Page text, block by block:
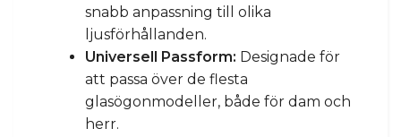
snabb anpassning till olika
ljusförhållanden.
Universell Passform: Designade för
att passa över de flesta
glasögonmodeller, både för dam och
herr.